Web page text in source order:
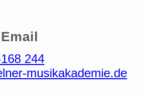
244
musikakademie.de